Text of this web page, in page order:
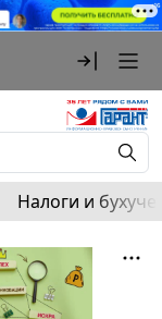
Налоги и